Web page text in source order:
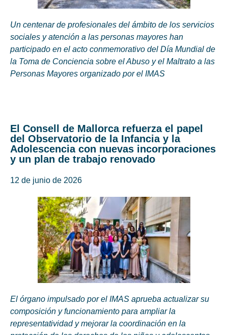
Un centenar de profesionales del ámbito de los servicios
sociales y atención a las personas mayores han
participado en el acto conmemorativo del Día Mundial de
la Toma de Conciencia sobre el Abuso y el Maltrato a las
Personas Mayores organizado por el IMAS
El Consell de Mallorca refuerza el papel
del Observatorio de la Infancia y la
Adolescencia con nuevas incorporaciones
y un plan de trabajo renovado
12 de junio de 2026
El órgano impulsado por el IMAS aprueba actualizar su
composición y funcionamiento para ampliar la
representatividad y mejorar la coordinación en la